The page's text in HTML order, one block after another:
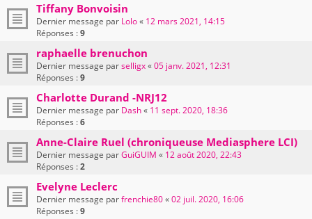
Tiffany Bonvoisin
Dernier message par Lolo« 12 mars 2021, 14:15
Réponses :9
raphaelle brenuchon
Dernier message parselligx«05 janv. 2021, 12:31
Réponses :9
Charlotte Durand -NRJ12
Dernier message par Dash« 11 sept. 2020, 18:36
Réponses :6
Anne-Claire Ruel (chroniqueuse Mediasphere LCI)
Dernier message parGuiGUIM « 12 août 2020, 22:43
Réponses :2
Evelyne Leclerc
Dernier message parfrenchie80«02 juil. 2020, 16:06
Réponses :9